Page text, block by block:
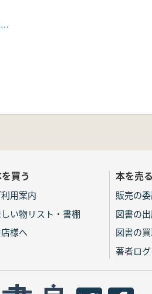
山梨県立考古博物館 山梨県埋蔵文化財センター
買う
用案内
い物リスト・書棚
様へ
本を売
販売の
図書の
図書の
著者ロ